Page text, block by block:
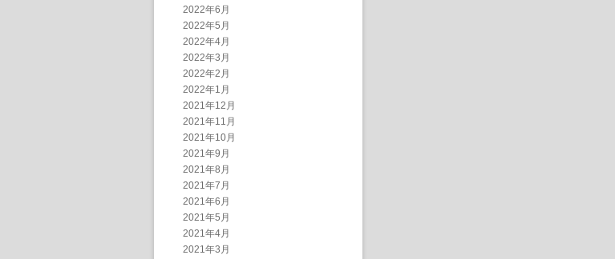
2022年6月
2022年5月
2022年4月
2022年3月
2022年2月
2022年1月
2021年12月
2021年11月
2021年10月
2021年9月
2021年8月
2021年7月
2021年6月
2021年5月
2021年4月
2021年3月